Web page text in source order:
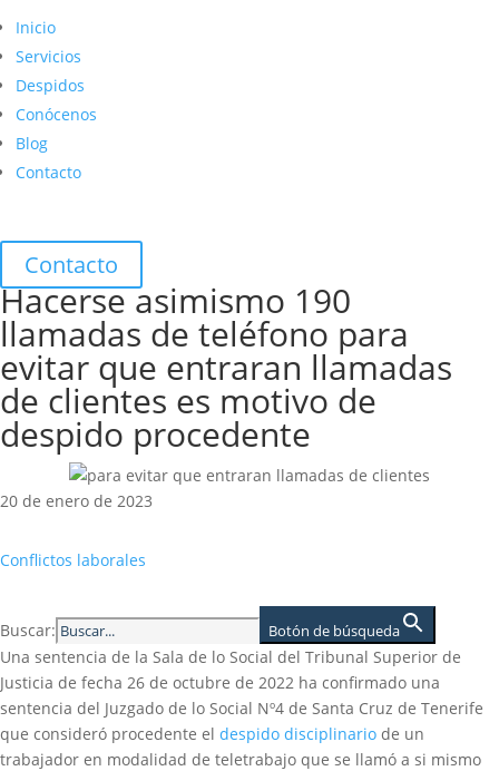
Inicio
Servicios
Despidos
Conócenos
Blog
Contacto
Contacto
Hacerse asimismo 190
llamadas de teléfono para
evitar que entraran llamadas
de clientes es motivo de
despido procedente
20 de enero de 2023
Conflictos laborales
Buscar: Botón de búsqueda
Una sentencia de la Sala de lo Social del Tribunal Superior de
Justicia de fecha 26 de octubre de 2022 ha confirmado una
sentencia del Juzgado de lo Social Nº4 de Santa Cruz de Tenerife
que consideró procedente el despido disciplinario de un
trabajador en modalidad de teletrabajo que se llamó a si mismo